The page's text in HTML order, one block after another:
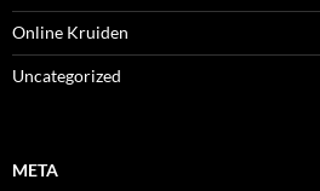
Online Kruiden
Uncategorized
META